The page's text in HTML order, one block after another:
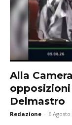
Alla
Delmastro
Redazione - 6 Agosto